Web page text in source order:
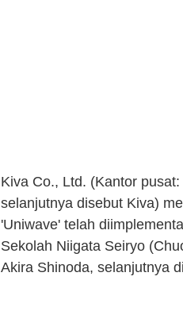
Kiva Co., Ltd. (Kantor
selanjutnya disebut Kiva)
'Uniwave' telah
Sekolah Niigata Seiryo
Akira Shinoda, selanjutnya